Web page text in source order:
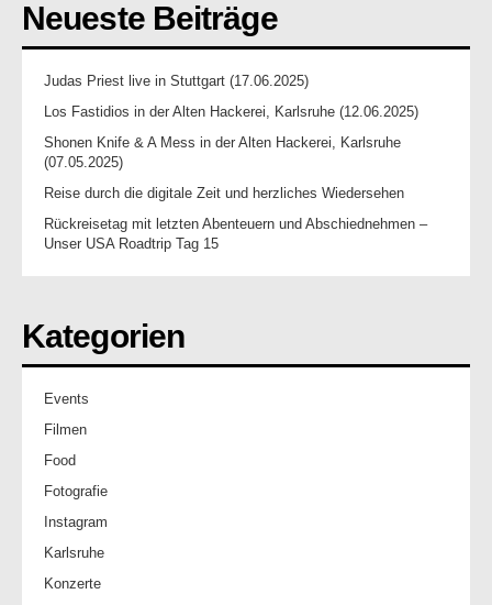
Neueste Beiträge
Judas Priest live in Stuttgart (17.06.2025)
Los Fastidios in der Alten Hackerei, Karlsruhe (12.06.2025)
Shonen Knife & A Mess in der Alten Hackerei, Karlsruhe
(07.05.2025)
Reise durch die digitale Zeit und herzliches Wiedersehen
Rückreisetag mit letzten Abenteuern und Abschiednehmen –
Unser USA Roadtrip Tag 15
Kategorien
Events
Filmen
Food
Fotografie
Instagram
Karlsruhe
Konzerte